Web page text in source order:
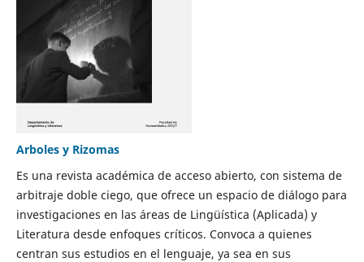
Arboles y Rizomas
Es una revista académica de acceso abierto, con sistema de
arbitraje doble ciego, que ofrece un espacio de diálogo para
investigaciones en las áreas de Lingüística (Aplicada) y
Literatura desde enfoques críticos. Convoca a quienes
centran sus estudios en el lenguaje, ya sea en sus